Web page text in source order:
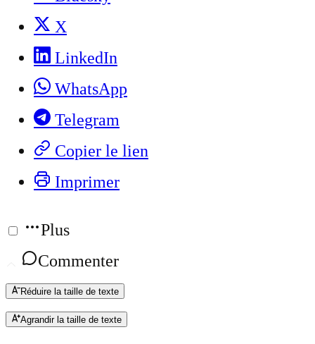
X
LinkedIn
WhatsApp
Telegram
Copier le lien
Imprimer
Plus
Commenter
Réduire la taille de texte
Agrandir la taille de texte